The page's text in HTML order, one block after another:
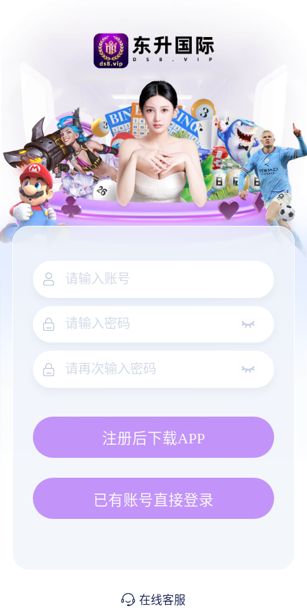
注册后下载APP
已有账号直接登录
在线客服